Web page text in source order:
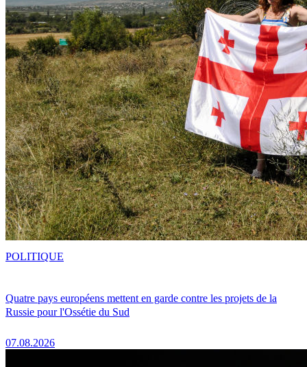
Quatre pays européens mettent en garde contre les projets de la
Russie pour l'Ossétie du Sud
07.08.2026
POLITIQUE